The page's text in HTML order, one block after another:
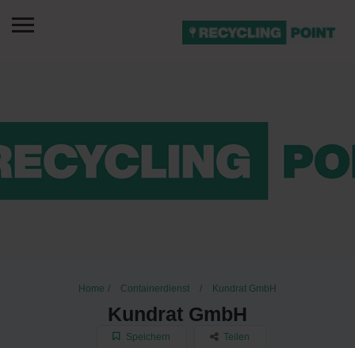
Home Containerdienst Kundrat GmbH
Kundrat GmbH
Speichern Teilen